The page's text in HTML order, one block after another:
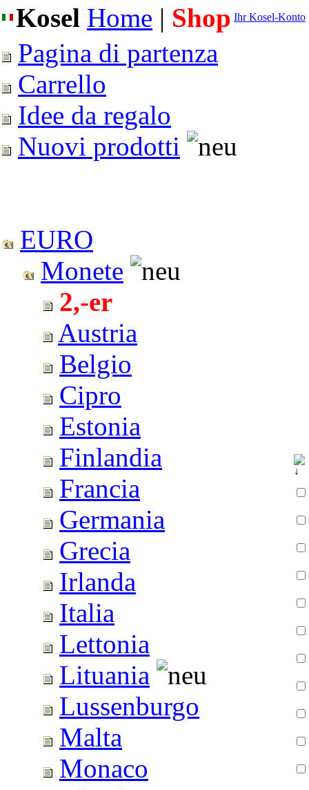
Kosel Home | Shop Ihr Kosel-Konto
Pagina di partenza
Carrello
Idee da regalo
Nuovi prodotti
EURO
Monete
2,-er
Austria
Belgio
Cipro
Estonia
Finlandia
Francia
Germania
Grecia
Irlanda
Italia
Lettonia
Lituania
Lussenburgo
Malta
Monaco